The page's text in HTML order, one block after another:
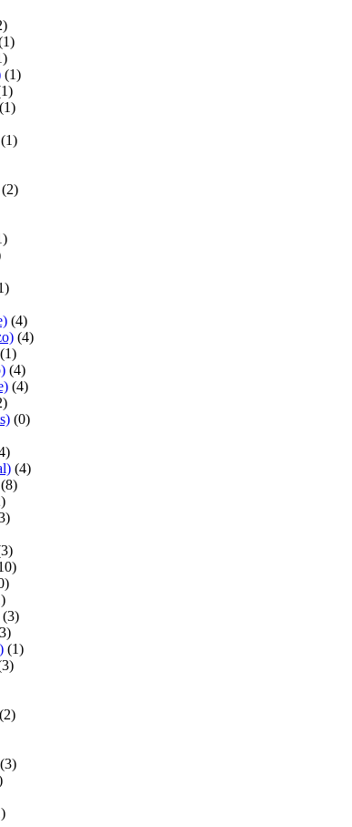
(1)
(1)
(1)
(2)
(4)
(4)
(1)
(4)
(4)
(0)
(4)
(8)
(3)
(1)
(2)
(3)